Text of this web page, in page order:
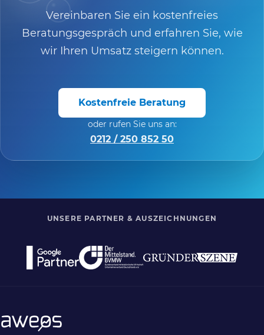
Vereinbaren Sie ein kostenfreies
Beratungsgespräch und erfahren Sie, wie
wir Ihren Umsatz steigern können.
Kostenfreie Beratung
oder rufen Sie uns an:
0212 / 250 852 50
UNSERE PARTNER & AUSZEICHNUNGEN